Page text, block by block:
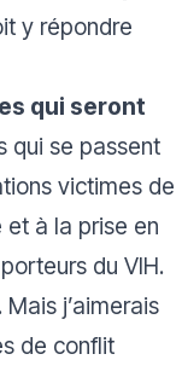
y répondre
qui seront
qui se passent
victimes de
à la prise en
du VIH.
j’aimerais
de conflit